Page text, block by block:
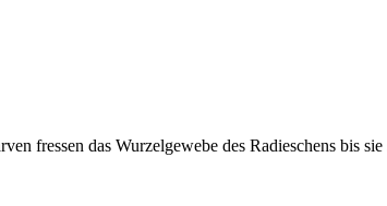
fressen das Wurzelgewebe des Radieschens bis